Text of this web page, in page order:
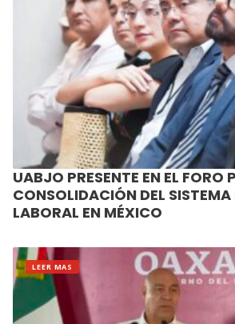
UABJO PRESENTE EN EL FORO
CONSOLIDACIÓN DEL
LABORAL EN MÉXICO
LEER MAS